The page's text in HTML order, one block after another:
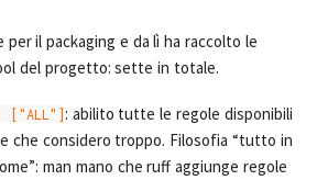
per il packaging e da lì ha raccolto le
del progetto: sette in totale.
["ALL"]: abilito tutte le regole disponibili
che considero troppo. Filosofia “tutto in
man mano che ruff aggiunge regole